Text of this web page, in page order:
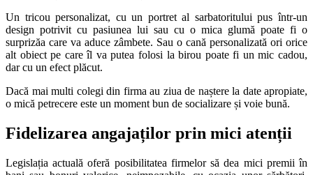
Un tricou personalizat, cu un portret al sarbatoritului pus într-un
design potrivit cu pasiunea lui sau cu o mica glumă poate fi o
surprizăa care va aduce zâmbete. Sau o cană personalizată ori orice
alt obiect pe care îl va putea folosi la birou poate fi un mic cadou,
dar cu un efect plăcut.
Dacă mai multi colegi din firma au ziua de naștere la date apropiate,
o mică petrecere este un moment bun de socializare și voie bună.
Fidelizarea angajaților prin mici atenții
Legislația actuală oferă posibilitatea firmelor să dea mici premii în